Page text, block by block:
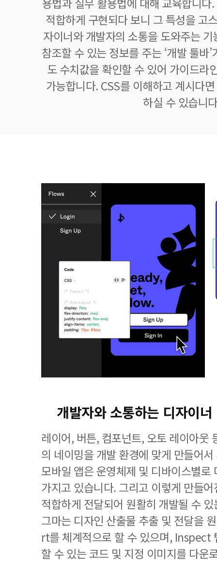
적합하게 구현되다 보니 그 특성을 고
자이너와 개발자의 소통을 도와주는
참조할 수 있는 정보를 주는 ‘개발 툴바
도 수치값을 확인할 수 있어 가이드라
가능합니다. CSS를 이해하고 계시다
하실 수 있습니
개발자와 소통하는 디자이너
레이어, 버튼, 컴포넌트, 오토 레이아웃
의 네이밍을 개발 환경에 맞게 만들어
모바일 앱은 운영체제 및 디바이스별로
가지고 있습니다. 그리고 이렇게 만들
적합하게 전달되어 원활히 개발될 수
그마는 디자인 산출물 추출 및 전달을
rt를 체계적으로 할 수 있으며, Inspect
할 수 있는 코드 및 지정 이미지를 다운